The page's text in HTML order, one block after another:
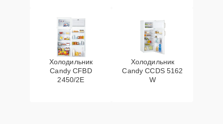
Холодильник
Candy CFBD
2450/2E
Холодильник
Candy CCDS 5162
W